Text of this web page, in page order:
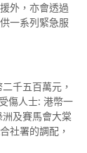
外，亦會透過
一系列緊急服
千五百萬元，
傷人士: 港幣一
及賽馬會大棠
社署的調配，